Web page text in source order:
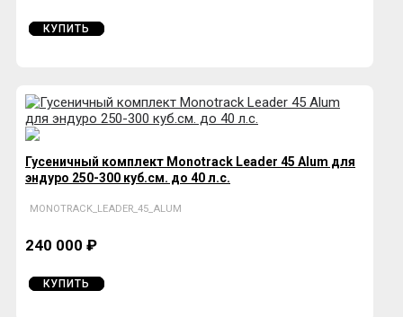
КУПИТЬ
Гусеничный комплект Monotrack Leader 45 Alum для
эндуро 250-300 куб.см. до 40 л.с.
MONOTRACK_LEADER_45_ALUM
240 000 ₽
КУПИТЬ